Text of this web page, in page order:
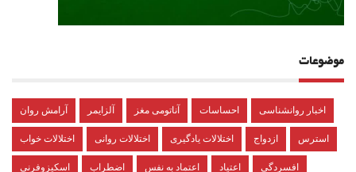
موضوعات
آرامش روان آلزایمر آناتومی مغز احساسات اخبار روانشناسی
اختلالات خواب اختلالات روانی اختلالات یادگیری ازدواج استرس
اسکیزوفرنی اضطراب اعتماد به نفس اعتیاد افسردگی